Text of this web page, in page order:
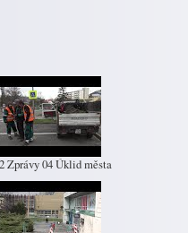
Zprávy 04 Úklid města